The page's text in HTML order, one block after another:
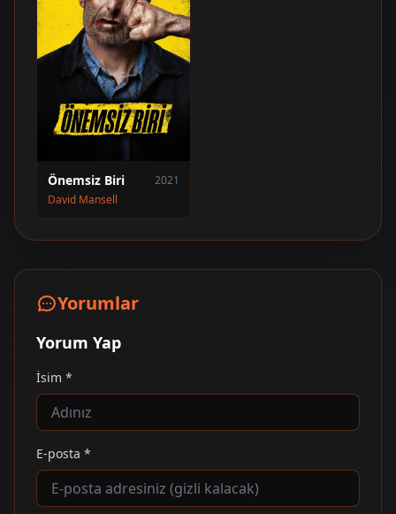
Önemsiz Biri
2021
David Mansell
Yorumlar
Yorum Yap
İsim *
E-posta *